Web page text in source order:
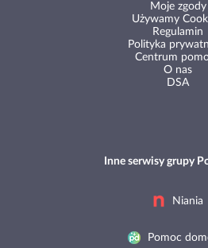
Moje zgody
Używamy
Regulamin
Polityka
Centrum
O nas
DSA
Inne serwisy grupy
Niania
Pomoc